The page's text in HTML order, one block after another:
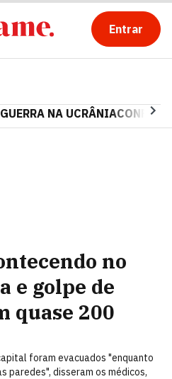
Entrar
GUERRA NA UCRÂNIA
no
e golpe de
quase 200
foram evacuados "enquanto
paredes", disseram os médicos,